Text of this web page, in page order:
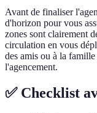
Avant de finaliser
d'horizon pour vous
zones sont clairement
circulation en vous
des amis ou à la
l'agencement.
✅ Checklist